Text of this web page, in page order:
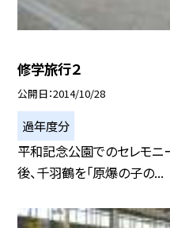
修学旅行２
公開日 2014/10/28
過年度分
平和記念公園でのセレモニー
後、千羽鶴を「原爆の子の...